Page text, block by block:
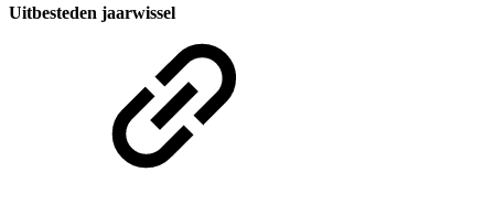
Uitbesteden jaarwissel